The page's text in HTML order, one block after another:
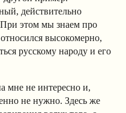
действительно
этом мы знаем про
высокомерно,
русскому народу и его
мне не интересно и,
не нужно. Здесь же